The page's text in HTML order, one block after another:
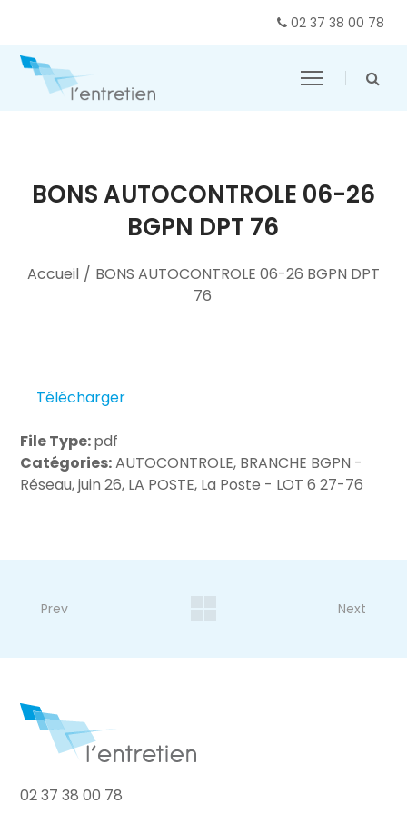
02 37 38 00 78
BONS AUTOCONTROLE 06-26
BGPN DPT 76
Accueil / BONS AUTOCONTROLE 06-26 BGPN DPT
76
Télécharger
File Type:pdf
Catégories:AUTOCONTROLE, BRANCHE BGPN -
Réseau, juin 26, LA POSTE, La Poste - LOT 6 27-76
Prev Next
02 37 38 00 78